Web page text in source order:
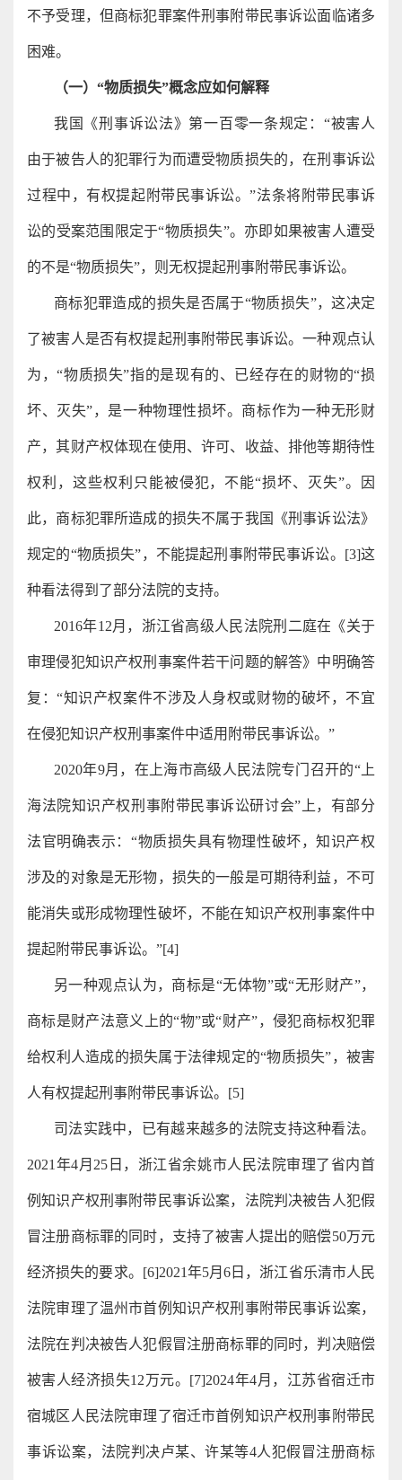
不予受理，但商标犯罪案件刑事附带民事诉讼面临诸多
困难。
（一）“物质损失”概念应如何解释
我国《刑事诉讼法》第一百零一条规定：“被害人
由于被告人的犯罪行为而遭受物质损失的，在刑事诉讼
过程中，有权提起附带民事诉讼。”法条将附带民事诉
讼的受案范围限定于“物质损失”。亦即如果被害人遭受
的不是“物质损失”，则无权提起刑事附带民事诉讼。
商标犯罪造成的损失是否属于“物质损失”，这决定
了被害人是否有权提起刑事附带民事诉讼。一种观点认
为，“物质损失”指的是现有的、已经存在的财物的“损
坏、灭失”，是一种物理性损坏。商标作为一种无形财
产，其财产权体现在使用、许可、收益、排他等期待性
权利，这些权利只能被侵犯，不能“损坏、灭失”。因
此，商标犯罪所造成的损失不属于我国《刑事诉讼法》
规定的“物质损失”，不能提起刑事附带民事诉讼。[3]这
种看法得到了部分法院的支持。
2016年12月，浙江省高级人民法院刑二庭在《关于
审理侵犯知识产权刑事案件若干问题的解答》中明确答
复：“知识产权案件不涉及人身权或财物的破坏，不宜
在侵犯知识产权刑事案件中适用附带民事诉讼。”
2020年9月，在上海市高级人民法院专门召开的“上
海法院知识产权刑事附带民事诉讼研讨会”上，有部分
法官明确表示：“物质损失具有物理性破坏，知识产权
涉及的对象是无形物，损失的一般是可期待利益，不可
能消失或形成物理性破坏，不能在知识产权刑事案件中
提起附带民事诉讼。”[4]
另一种观点认为，商标是“无体物”或“无形财产”，
商标是财产法意义上的“物”或“财产”，侵犯商标权犯罪
给权利人造成的损失属于法律规定的“物质损失”，被害
人有权提起刑事附带民事诉讼。[5]
司法实践中，已有越来越多的法院支持这种看法。
2021年4月25日，浙江省余姚市人民法院审理了省内首
例知识产权刑事附带民事诉讼案，法院判决被告人犯假
冒注册商标罪的同时，支持了被害人提出的赔偿50万元
经济损失的要求。[6]2021年5月6日，浙江省乐清市人民
法院审理了温州市首例知识产权刑事附带民事诉讼案，
法院在判决被告人犯假冒注册商标罪的同时，判决赔偿
被害人经济损失12万元。[7]2024年4月，江苏省宿迁市
宿城区人民法院审理了宿迁市首例知识产权刑事附带民
事诉讼案，法院判决卢某、许某等4人犯假冒注册商标